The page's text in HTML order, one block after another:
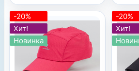
-20%
Хит!
Новинка
-20%
Хит!